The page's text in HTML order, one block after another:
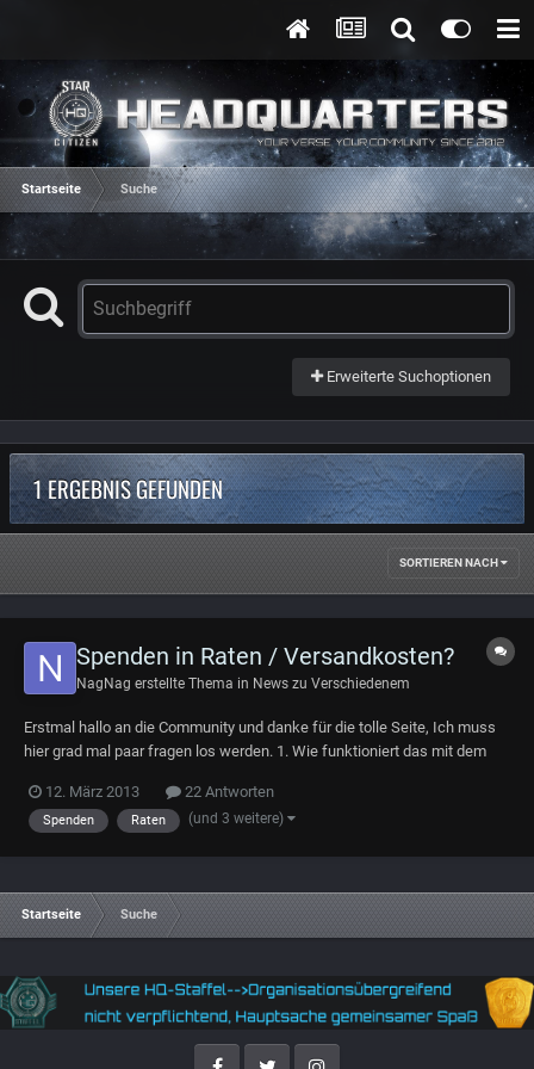
Startseite Suche
Erweiterte Suchoptionen
1 ERGEBNIS GEFUNDEN
SORTIEREN NACH
Spenden in Raten / Versandkosten?
NagNag erstellte Thema in News zu Verschiedenem
Erstmal hallo an die Community und danke für die tolle Seite, Ich muss
hier grad mal paar fragen los werden. 1. Wie funktioniert das mit dem
muss man die werte nur umrechnen in € und mit PayPal zahlen? 2. Hab
keine Ahnung von PayPa...
12. März 2013 22 Antworten
Spenden Raten (und 3 weitere)
Startseite Suche